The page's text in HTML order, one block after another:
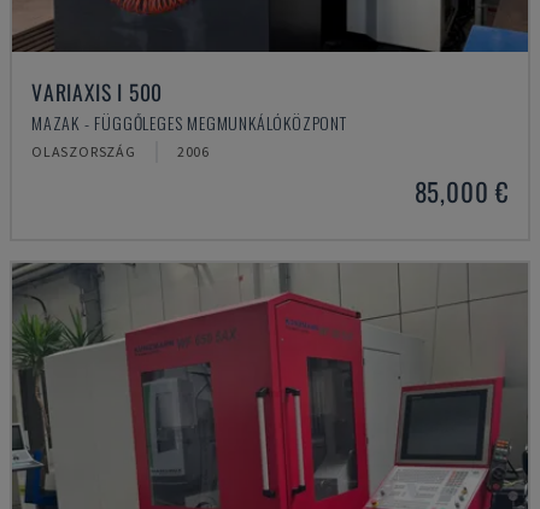
VARIAXIS I 500
MAZAK - FÜGGŐLEGES MEGMUNKÁLÓKÖZPONT
OLASZORSZÁG 2006
85,000 €